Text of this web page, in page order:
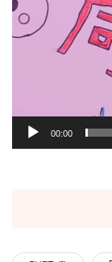
播
放
00:00